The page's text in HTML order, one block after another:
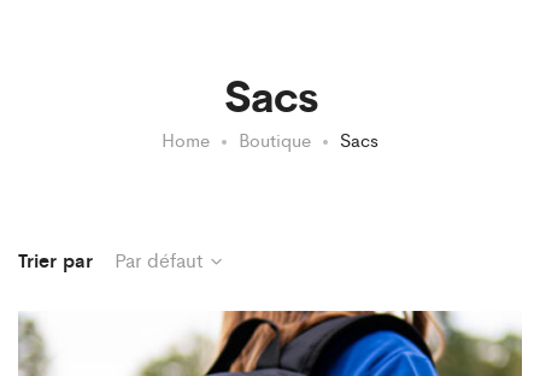
Sacs
Home Boutique Sacs
Trier par Par défaut